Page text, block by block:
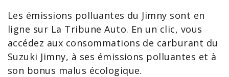
Les émissions polluantes du Jimny sont en
ligne sur La Tribune Auto. En un clic, vous
accédez aux consommations de carburant du
Suzuki Jimny, à ses émissions polluantes et à
son bonus malus écologique.